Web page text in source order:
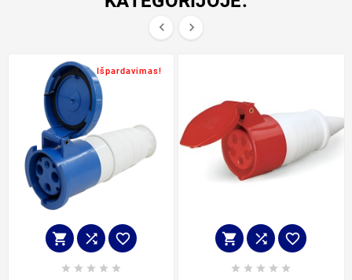
 
Išpardavimas!
  
    
  
    